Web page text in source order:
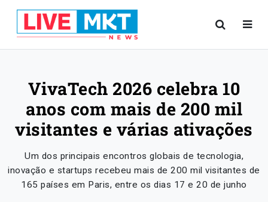
VivaTech 2026 celebra 10
anos com mais de 200 mil
visitantes e várias ativações
Um dos principais encontros globais de tecnologia,
inovação e startups recebeu mais de 200 mil visitantes de
165 países em Paris, entre os dias 17 e 20 de junho